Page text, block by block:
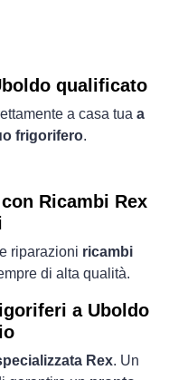
qualificato
a casa tua a
frigorifero.
Ricambi Rex
riparazioni ricambi
di alta qualità.
a Uboldo
Rex. Un